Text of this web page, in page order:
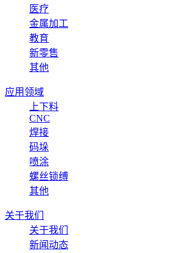
医疗
金属加工
教育
新零售
其他
应用领域
上下料
CNC
焊接
码垛
喷涂
螺丝锁缚
其他
关于我们
关于我们
新闻动态